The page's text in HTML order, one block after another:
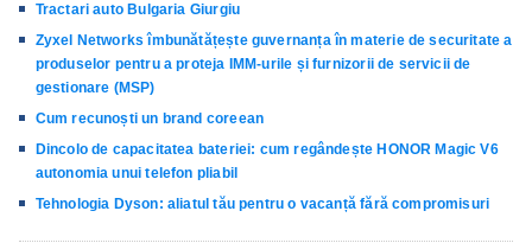
Tractari auto Bulgaria Giurgiu
Zyxel Networks îmbunătățește guvernanța în materie de securitate a
produselor pentru a proteja IMM-urile și furnizorii de servicii de
gestionare (MSP)
Cum recunoști un brand coreean
Dincolo de capacitatea bateriei: cum regândește HONOR Magic V6
autonomia unui telefon pliabil
Tehnologia Dyson: aliatul tău pentru o vacanță fără compromisuri